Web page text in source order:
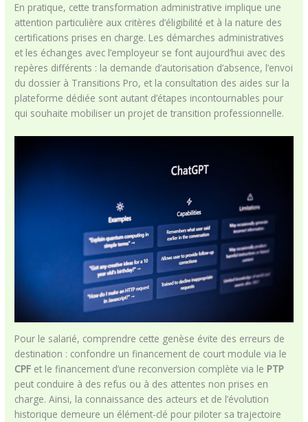
En pratique, cette transformation administrative implique une
attention particulière aux critères d’éligibilité et à la nature des
certifications prises en charge. Les démarches administratives
et les échanges avec l’employeur se font aujourd’hui avec des
repères différents : la demande d’autorisation d’absence, l’envoi
du dossier à Transitions Pro, et la consultation des aides sur la
plateforme dédiée sont autant d’étapes incontournables pour
qui souhaite mobiliser un projet de transition professionnelle.
Pour le salarié, comprendre cette genèse évite des erreurs de
destination : confondre un financement de court module via le
CPF et le financement d’une reconversion complète via le PTP
peut conduire à des refus ou à des attentes non prises en
charge. Ainsi, la connaissance des acteurs et de l’évolution
historique demeure un élément-clé pour piloter sa trajectoire